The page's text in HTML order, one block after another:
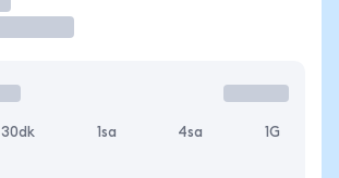
30dk 1sa 4sa 1G